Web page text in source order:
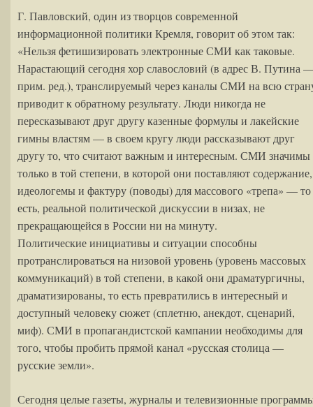
Г. Павловский, один из творцов современной
информационной политики Кремля, говорит об этом так:
«Нельзя фетишизировать электронные СМИ как таковые.
Нарастающий сегодня хор славословий (в адрес В. Путина
прим. ред.), транслируемый через каналы СМИ на всю
приводит к обратному результату. Люди никогда не
пересказывают друг другу казенные формулы и лакейские
гимны властям — в своем кругу люди рассказывают друг
другу то, что считают важным и интересным. СМИ значимы
только в той степени, в которой они поставляют содержание,
идеологемы и фактуру (поводы) для массового «трепа» — то
есть, реальной политической дискуссии в низах, не
прекращающейся в России ни на минуту.
Политические инициативы и ситуации способны
протранслироваться на низовой уровень (уровень массовых
коммуникаций) в той степени, в какой они драматургичны,
драматизированы, то есть превратились в интересный и
доступный человеку сюжет (сплетню, анекдот, сценарий,
миф). СМИ в пропагандистской кампании необходимы для
того, чтобы пробить прямой канал «русская столица —
русские земли».
Сегодня целые газеты, журналы и телевизионные